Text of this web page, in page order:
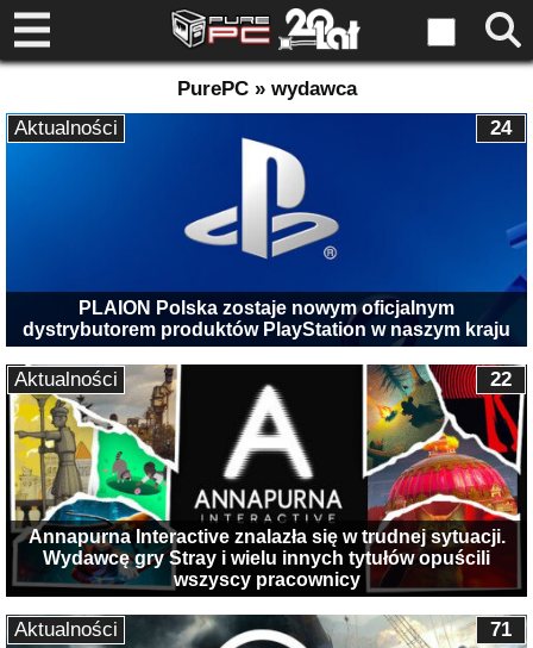
PurePC » wydawca
PLAION Polska zostaje nowym oficjalnym
dystrybutorem produktów PlayStation w naszym kraju
24
Aktualności
Annapurna Interactive znalazła się w trudnej sytuacji.
Wydawcę gry Stray i wielu innych tytułów opuścili
wszyscy pracownicy
22
Aktualności
71
Aktualności